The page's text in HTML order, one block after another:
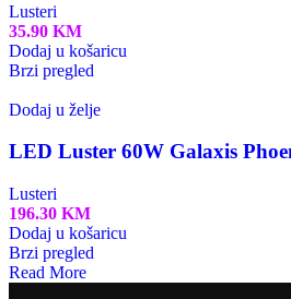
Lusteri
35.90 KM
Dodaj u košaricu
Brzi pregled
Dodaj u želje
LED Luster 60W Galaxis
Lusteri
196.30 KM
Dodaj u košaricu
Brzi pregled
Read More